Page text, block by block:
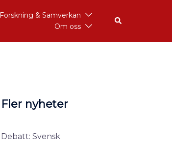
Forskning & Samverkan
Om oss
Fler nyheter
Debatt: Svensk